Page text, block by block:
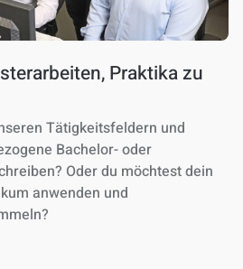
Praktika zu
Tätigkeitsfeldern und
Bachelor- oder
Oder du möchtest dein
anwenden und